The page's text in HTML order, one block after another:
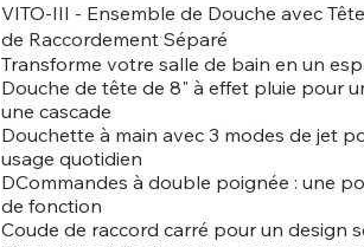
VITO-III - Ensemble de Douche avec
de Raccordement Séparé
Transforme votre salle de bain en un
Douche de tête de 8" à effet pluie pour
une cascade
Douchette à main avec 3 modes de jet
usage quotidien
DCommandes à double poignée : une
de fonction
Coude de raccord carré pour un design